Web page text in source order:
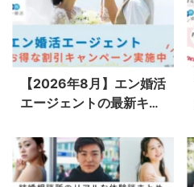
【2026年8月】エン婚活
エージェントの最新キャ
用無料！